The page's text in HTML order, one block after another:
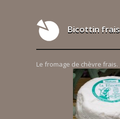
Bicottin frais
Le fromage de chèvre frais.